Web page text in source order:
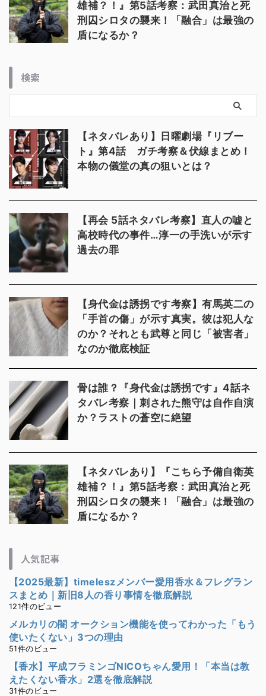
雄補？！』第5話考察：武田真治と死
刑囚シロタの襲来！「融合」は最強の
盾になるか？
検索
【ネタバレあり】日曜劇場『リブー
ト』第4話 ガチ考察＆伏線まとめ！
本物の儀堂の真の狙いとは？
【再会 5話ネタバレ考察】直人の嘘と
高校時代の事件…淳一の手洗いが示す
過去の罪
【身代金は誘拐です考察】有馬英二の
「手首の傷」が示す真実。彼は犯人な
のか？それとも武尊と同じ「被害者」
なのか徹底検証
骨は誰？『身代金は誘拐です』4話ネ
タバレ考察｜刺された熊守は自作自演
か？ラストの蒼空に絶望
【ネタバレあり】『こちら予備自衛英
雄補？！』第5話考察：武田真治と死
刑囚シロタの襲来！「融合」は最強の
盾になるか？
人気記事
【2025最新】timeleszメンバー愛用香水＆フレグラン
スまとめ｜新旧8人の香り事情を徹底解説
121件のビュー
メルカリの闇 オークション機能を使ってわかった「もう
使いたくない」3つの理由
51件のビュー
【香水】平成フラミンゴNICOちゃん愛用！「本当は教
えたくない香水」2選を徹底解説
31件のビュー